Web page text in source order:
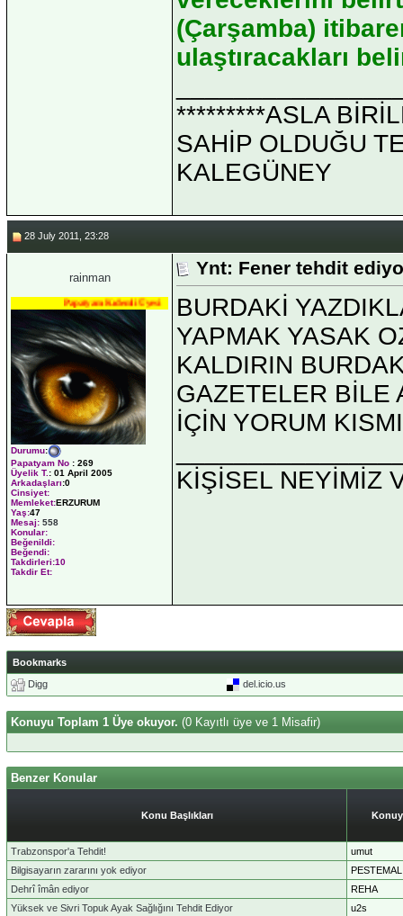
(Çarşamba)
ulaştıracakları
*********ASLA
SAHİP OLDUĞU
KALEGÜNEY
28 July 2011, 23:28
rainman
Papatyam Kıdemli Üyesi
Durumu:
Papatyam No : 269
Üyelik T.: 01 April 2005
Arkadaşları:0
Cinsiyet:
Memleket:ERZURUM
Yaş:47
Mesaj: 558
Konular:
Beğenildi:
Beğendi:
Takdirleri:10
Takdir Et:
Ynt: Fener tehdit
BURDAKİ
YAPMAK YASAK
KALDIRIN
GAZETELER BİLE
İÇİN YORUM
KİŞİSEL NEYİMİZ
Bookmarks
Digg
del.icio.us
Konuyu Toplam 1 Üye okuyor. (0 Kayıtlı üye ve 1 Misafir)
Benzer Konular
Konu Başlıkları
Trabzonspor'a Tehdit!
umut
Bilgisayarın zararını yok ediyor
PESTEMAL
Dehrî îmân ediyor
REHA
Yüksek ve Sivri Topuk Ayak Sağlığını Tehdit Ediyor
u2s